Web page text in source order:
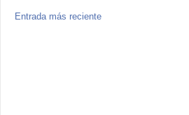
Entrada más reciente